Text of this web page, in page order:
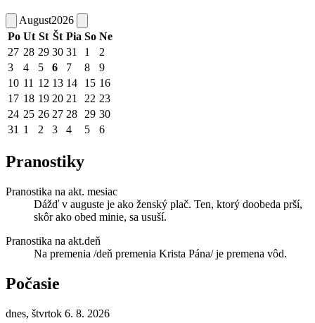
August2026
Po Ut St Št Pia So Ne
27 28 29 30 31 1
2
3
4 5 6 7 8
9
10 11 12 13 14 15 16
17 18 19 20 21 22 23
24 25 26 27 28 29 30
31 1 2 3 4 5 6
Pranostiky
Pranostika na akt. mesiac
Dážď v auguste je ako ženský plač. Ten, ktorý doobeda prší,
skôr ako obed minie, sa usuší.
Pranostika na akt.deň
Na premenia /deň premenia Krista Pána/ je premena vôd.
Počasie
dnes, štvrtok 6. 8. 2026